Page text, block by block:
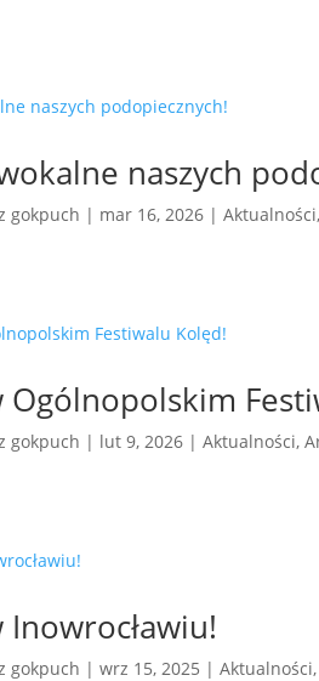
naszych
gokpuch | mar 16, 2026 |Aktualności
Ogólnopolskim
gokpuch | lut 9, 2026 |Aktualności,
Inowrocławiu!
gokpuch |wrz 15, 2025 |Aktualności